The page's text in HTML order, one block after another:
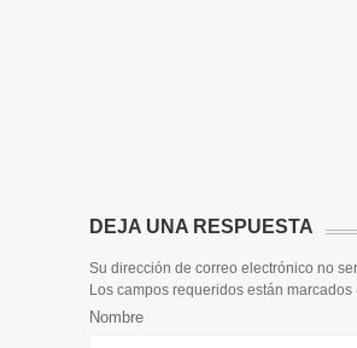
DEJA UNA RESPUESTA
Su dirección de correo electrónico no
Los campos requeridos están marcados
Nombre